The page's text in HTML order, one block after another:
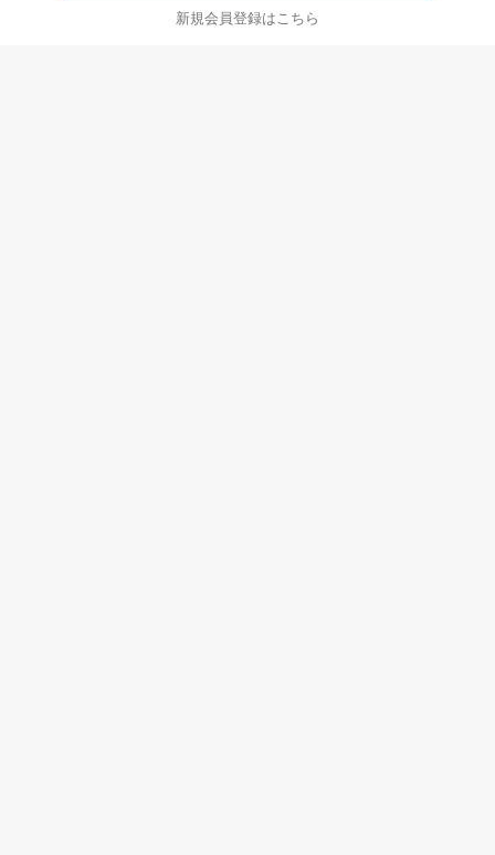
新規会員登録はこちら